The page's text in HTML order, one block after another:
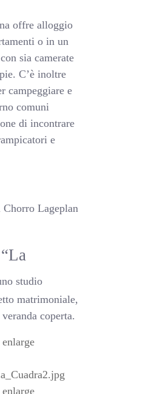
offre alloggio
o in un
sia camerate
C’è inoltre
campeggiare e
comuni
di incontrare
e
studio
matrimoniale,
coperta.